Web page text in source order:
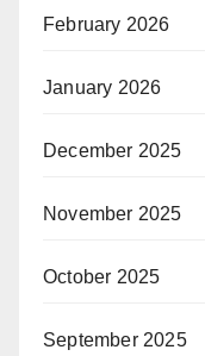
February 2026
January 2026
December 2025
November 2025
October 2025
September 2025